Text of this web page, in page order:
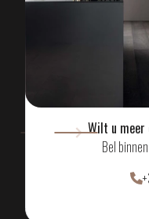
MAAK
Wilt u meer
Bel